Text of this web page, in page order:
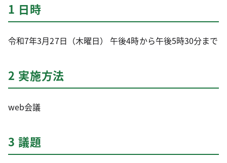
1 日時
令和7年3月27日（木曜日） 午後4時から午後5時30分まで
2 実施方法
web会議
3 議題